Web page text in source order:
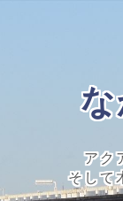
アク
そして